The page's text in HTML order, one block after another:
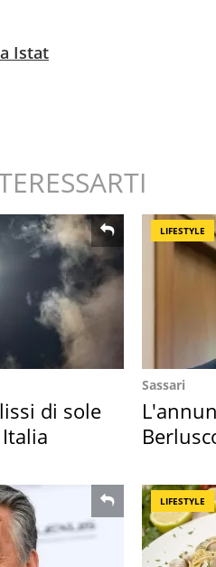
Istat
di sole
LIFESTYLE
Sassari
LIFESTYLE